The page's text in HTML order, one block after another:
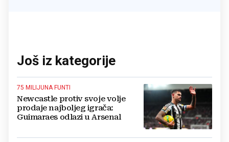
Još iz kategorije
75 MILIJUNA FUNTI
Newcastle protiv svoje volje
prodaje najboljeg igrača:
Guimaraes odlazi u Arsenal